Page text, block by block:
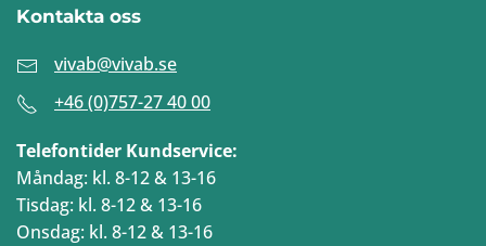
Kontakta oss
vivab@vivab.se
+46 (0)757-27 40 00
Telefontider Kundservice:
Måndag: kl. 8-12 & 13-16
Tisdag: kl. 8-12 & 13-16
Onsdag: kl. 8-12 & 13-16